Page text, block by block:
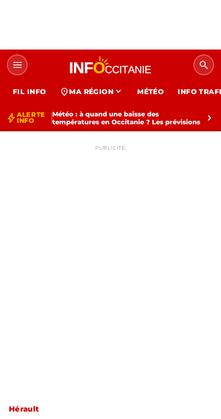
menu search
FIL INFO location_on MA RÉGION expand_more MÉTÉO INFO
bolt ALERTE
INFO
Météo : à quand une baisse des
températures en Occitanie ? Les prévisions
chevron_right
PUBLICITÉ
Hérault